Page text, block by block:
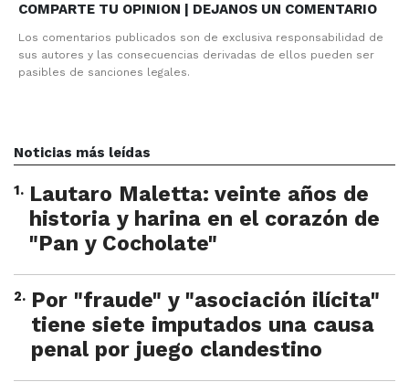
COMPARTE TU OPINION | DEJANOS UN COMENTARIO
Los comentarios publicados son de exclusiva responsabilidad de
sus autores y las consecuencias derivadas de ellos pueden ser
pasibles de sanciones legales.
Noticias más leídas
1. Lautaro Maletta: veinte años de
historia y harina en el corazón de
"Pan y Cocholate"
2. Por "fraude" y "asociación ilícita"
tiene siete imputados una causa
penal por juego clandestino